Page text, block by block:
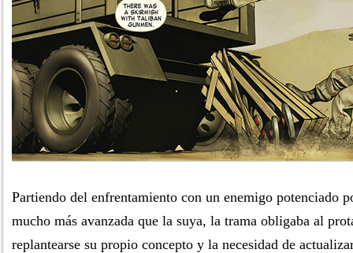
Partiendo del enfrentamiento con un enemigo potenciado
mucho más avanzada que la suya, la trama obligaba al
replantearse su propio concepto y la necesidad de